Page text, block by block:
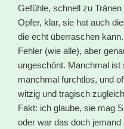
Gefühle, schnell zu
Opfer, klar, sie hat auch
die echt überraschen
Fehler (wie alle), aber
ungeschönt. Manchmal
manchmal furchtlos, und
witzig und tragisch
Fakt: ich glaube, sie mag
oder war das doch